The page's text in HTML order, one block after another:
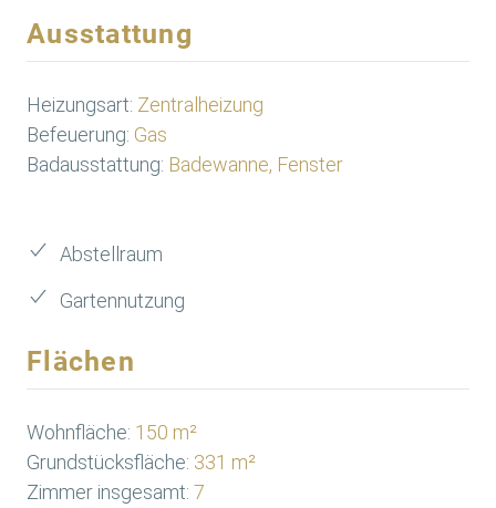
Ausstattung
Heizungsart: Zentralheizung
Befeuerung: Gas
Badausstattung: Badewanne, Fenster
Abstellraum
Gartennutzung
Flächen
Wohnfläche: 150 m²
Grundstücksfläche: 331 m²
Zimmer insgesamt: 7